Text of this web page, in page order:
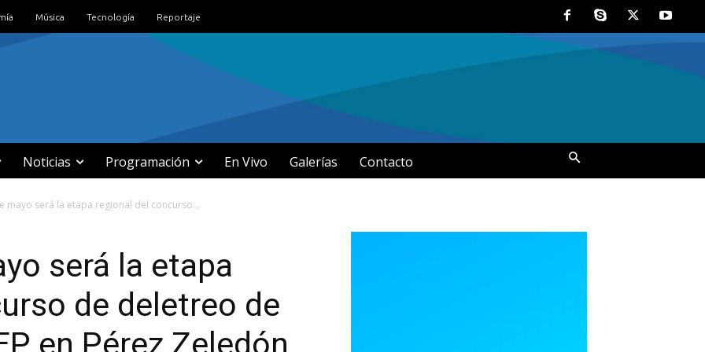
Música Tecnología Reportaje
Noticias Programación En Vivo Galerías Contacto
mayo será la etapa regional del concurso...
será la etapa
de deletreo de
en Pérez Zeledón